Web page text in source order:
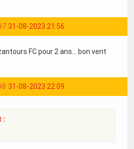
31-08-2023 21:56
FC pour 2 ans… bon vent
31-08-2023 22:09
: